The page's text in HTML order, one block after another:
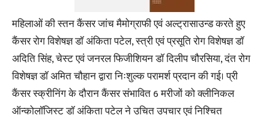
महिलाओं की स्तन कैंसर जांच मैमोग्राफी एवं अल्ट्रासाउन्ड करते हुए
कैंसर रोग विशेषज्ञ डॉ अंकिता पटेल, स्त्री एवं प्रसूति रोग विशेषज्ञ डॉ
अदिति सिंह, चेस्ट एवं जनरल फिजीशियन डॉ दिलीप चौरसिया, दंत रोग
विशेषज्ञ डॉ अमित चौहान द्वारा निःशुल्क परामर्श प्रदान की गई। प्री
कैंसर स्क्रीनिंग के दौरान कैंसर संभावित 6 मरीजों को क्लीनिकल
ऑन्कोलॉजिस्ट डॉ अंकिता पटेल ने उचित उपचार एवं निश्चित